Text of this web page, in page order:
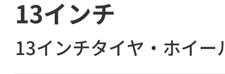
13インチ
13インチタイヤ・ホイー